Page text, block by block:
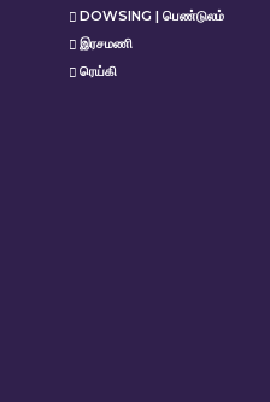
DOWSING | பெண்டுலம்
இரசமணி
ரெய்கி